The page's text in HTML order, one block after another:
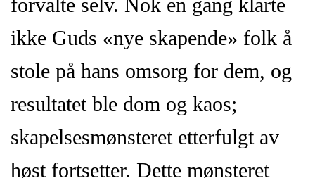
ikke Guds «nye skapende» folk å
stole på hans omsorg for dem, og
resultatet ble dom og kaos;
skapelsesmønsteret etterfulgt av
høst fortsetter. Dette mønsteret